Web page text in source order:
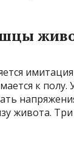
имитация
к
живота.